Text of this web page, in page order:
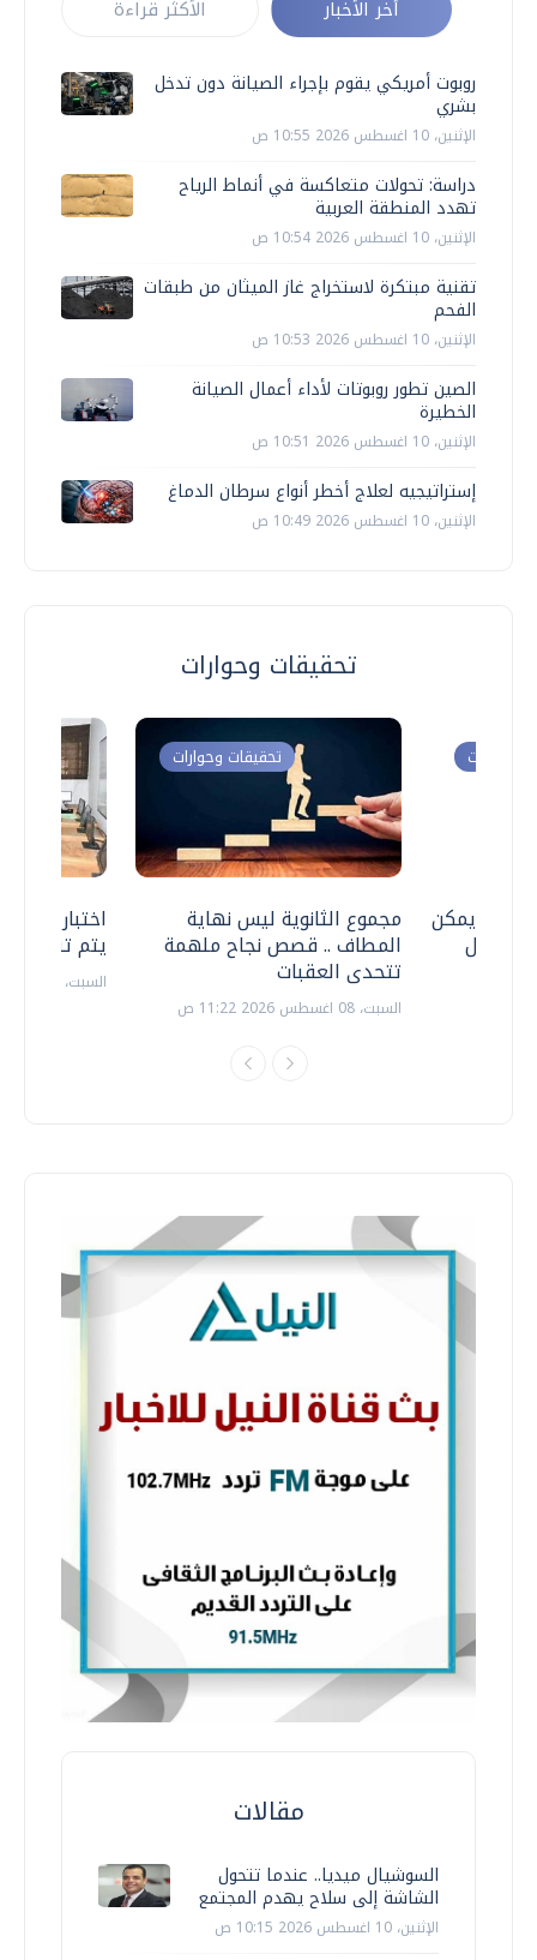
أخر الأخبار الأكثر قراءة
روبوت أمريكي يقوم بإجراء الصيانة دون تدخل
بشري
الإثنين، 10 اغسطس 2026 10:55 ص
دراسة: تحولات متعاكسة في أنماط الرياح
تهدد المنطقة العربية
الإثنين، 10 اغسطس 2026 10:54 ص
تقنية مبتكرة لاستخراج غاز الميثان من طبقات
الفحم
الإثنين، 10 اغسطس 2026 10:53 ص
الصين تطور روبوتات لأداء أعمال الصيانة
الخطيرة
الإثنين، 10 اغسطس 2026 10:51 ص
إستراتيجيه لعلاج أخطر أنواع سرطان الدماغ
الإثنين، 10 اغسطس 2026 10:49 ص
تحقيقات وحوارات
اختبارات
يتم
السبت، 18 يوليو 2026 09:22 ص
تحقيقات وحوارات
مجموع الثانوية ليس نهاية
المطاف .. قصص نجاح ملهمة
تتحدى العقبات
السبت، 08 اغسطس 2026 11:22 ص
وحوارات
.. هل يمكن
نتعامل
مقالات
السوشيال ميديا.. عندما تتحول
الشاشة إلى سلاح يهدم المجتمع
الإثنين، 10 اغسطس 2026 10:15 ص